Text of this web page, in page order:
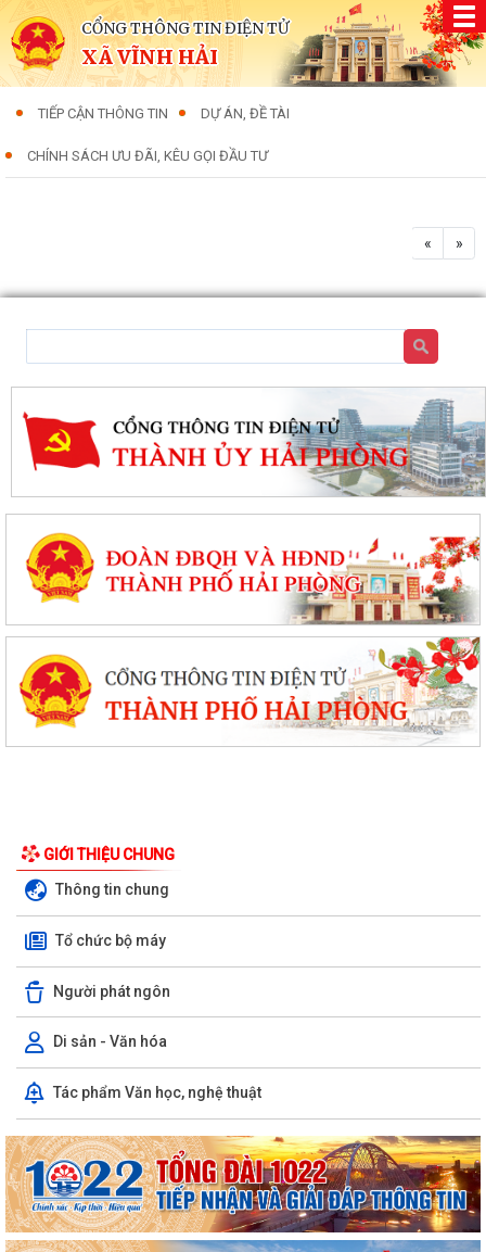
CỔNG THÔNG TIN ĐIỆN TỬ
XÃ VĨNH HẢI
TIẾP CẬN THÔNG TIN DỰ ÁN, ĐỀ TÀI
CHÍNH SÁCH ƯU ĐÃI, KÊU GỌI ĐẦU TƯ
« »
GIỚI THIỆU CHUNG
Thông tin chung
Tổ chức bộ máy
Người phát ngôn
Di sản - Văn hóa
Tác phẩm Văn học, nghệ thuật